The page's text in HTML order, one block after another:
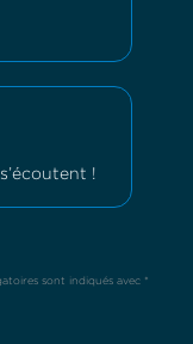
!
sont indiqués avec *